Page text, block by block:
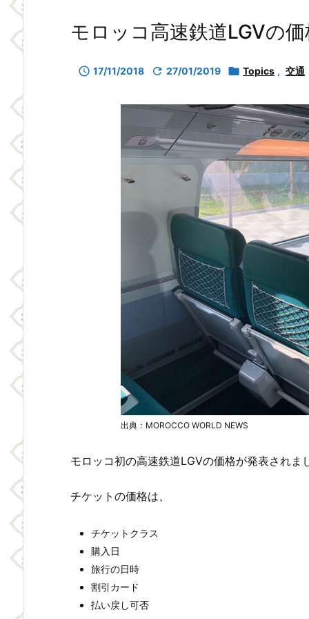
モロッコ高速鉄道LGVの
 17/11/2018  27/01/2019  Topics , 交通
出典：MOROCCO WORLD NEWS
モロッコ初の高速鉄道LGVの価格が発表されま
チケットの価格は、
チケットクラス
購入日
旅行の日時
割引カード
払い戻し可否